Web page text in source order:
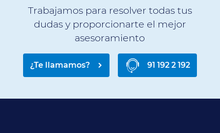
Trabajamos para resolver todas tus
dudas y proporcionarte el mejor
asesoramiento
¿Te llamamos? 91 192 2 192